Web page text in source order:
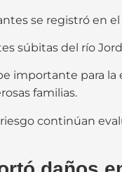
se registró en
súbitas del río
importante para
familias.
continúan